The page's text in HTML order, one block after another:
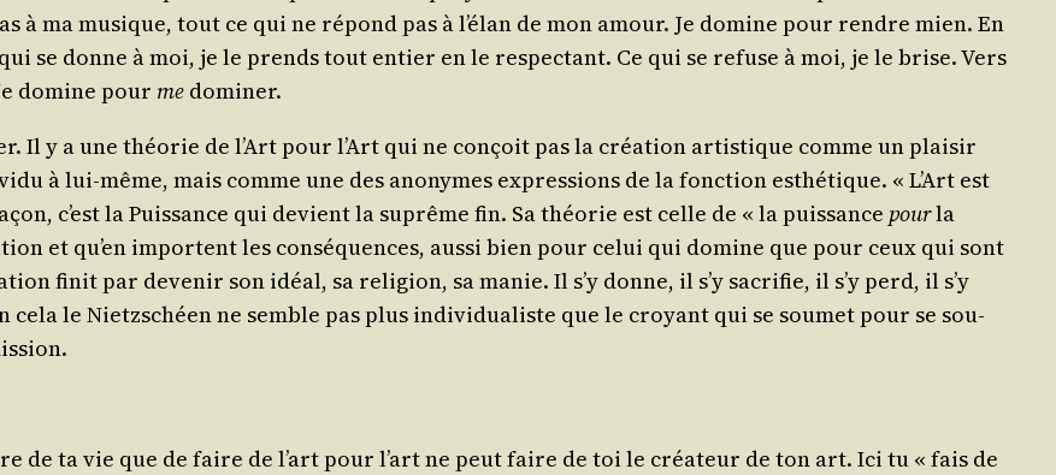
à ma musique, tout ce qui ne répond pas à l’élan de mon amour. Je domine pour rendre mien. En
se donne à moi, je le prends tout entier en le res­pec­tant. Ce qui se refuse à moi, je le brise. Vers
domine pour me dominer.
Il y a une théo­rie de l’Art pour l’Art qui ne conçoit pas la créa­tion artis­tique comme un plai­sir
à lui-même, mais comme une des ano­nymes expres­sions de la fonc­tion esthé­tique. « L’Art est
c’est la Puis­sance qui devient la suprême fin. Sa théo­rie est celle de « la puis­sance pourla
et qu’en importent les consé­quences, aus­si bien pour celui qui domine que pour ceux qui sont
finit par deve­nir son idéal, sa reli­gion, sa manie. Il s’y donne, il s’y sacri­fie, il s’y perd, il s’y
le Nietz­schéen ne semble pas plus indi­vi­dua­liste que le croyant qui se sou­met pour se sou­
de ta vie que de faire de l’art pour l’art ne peut faire de toi le créa­teur de ton art. Ici tu « fais de